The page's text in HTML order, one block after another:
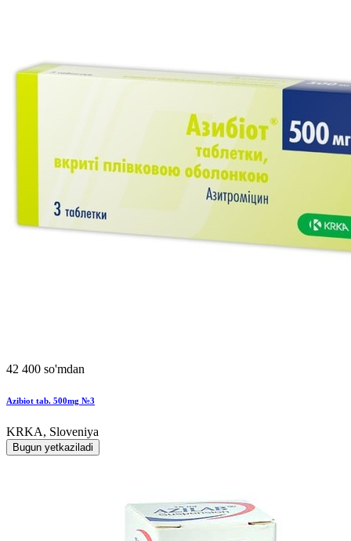
42 400 so'mdan
Azibiot tab. 500mg №3
KRKA, Sloveniya
Bugun yetkaziladi